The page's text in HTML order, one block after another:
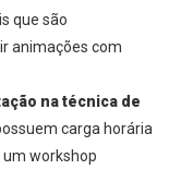
que são
animações com
na técnica de
carga horária
workshop